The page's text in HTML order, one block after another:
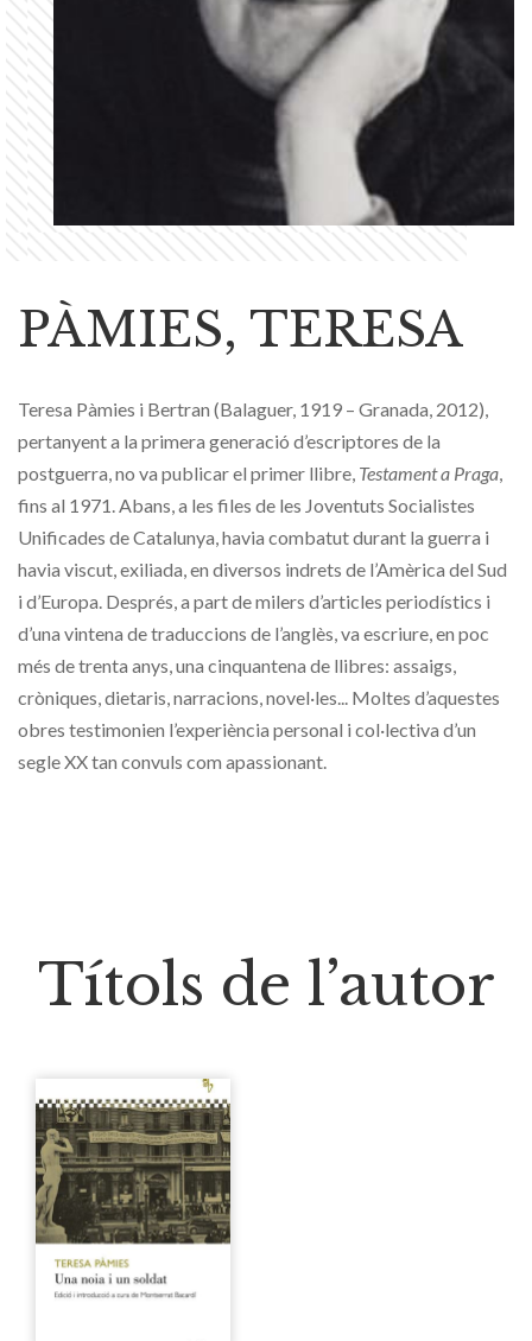
PÀMIES, TERESA
Teresa Pàmies i Bertran (Balaguer, 1919 – Granada, 2012),
pertanyent a la primera generació d’escriptores de la
postguerra, no va publicar el primer llibre, Testament a Praga
fins al 1971. Abans, a les files de les Joventuts Socialistes
Unificades de Catalunya, havia combatut durant la guerra i
havia viscut, exiliada, en diversos indrets de l’Amèrica del Sud
i d’Europa. Després, a part de milers d’articles periodístics i
d’una vintena de traduccions de l’anglès, va escriure, en poc
més de trenta anys, una cinquantena de llibres: assaigs,
cròniques, dietaris, narracions, novel·les... Moltes d’aquestes
obres testimonien l’experiència personal i col·lectiva d’un
segle XX tan convuls com apassionant.
Títols de l’autor